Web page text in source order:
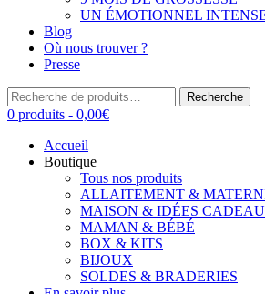
UN ÉMOTIONNEL
Blog
Où nous trouver ?
Presse
Recherche
pour :
Recherche
0 produits - 0,00€
Accueil
Boutique
Tous nos produits
ALLAITEMENT &
MAISON & IDÉES
MAMAN & BÉBÉ
BOX & KITS
BIJOUX
SOLDES & BRADERIES